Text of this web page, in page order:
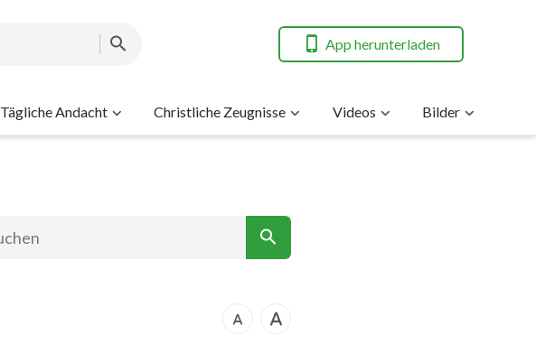
App herunterladen
Tägliche Andacht Christliche Zeugnisse Videos Bilder